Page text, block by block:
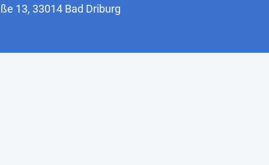
13, 33014 Bad Driburg